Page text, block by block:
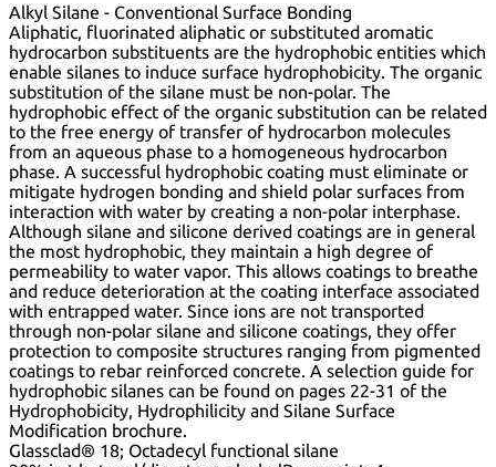
Alkyl Silane - Conventional Surface Bonding
Aliphatic, fluorinated aliphatic or substituted aromatic
hydrocarbon substituents are the hydrophobic entities which
enable silanes to induce surface hydrophobicity. The organic
substitution of the silane must be non-polar. The
hydrophobic effect of the organic substitution can be related
to the free energy of transfer of hydrocarbon molecules
from an aqueous phase to a homogeneous hydrocarbon
phase. A successful hydrophobic coating must eliminate or
mitigate hydrogen bonding and shield polar surfaces from
interaction with water by creating a non-polar interphase.
Although silane and silicone derived coatings are in general
the most hydrophobic, they maintain a high degree of
permeability to water vapor. This allows coatings to breathe
and reduce deterioration at the coating interface associated
with entrapped water. Since ions are not transported
through non-polar silane and silicone coatings, they offer
protection to composite structures ranging from pigmented
coatings to rebar reinforced concrete. A selection guide for
hydrophobic silanes can be found on pages 22-31 of the
Hydrophobicity, Hydrophilicity and Silane Surface
Modification brochure.
Glassclad® 18; Octadecyl functional silane